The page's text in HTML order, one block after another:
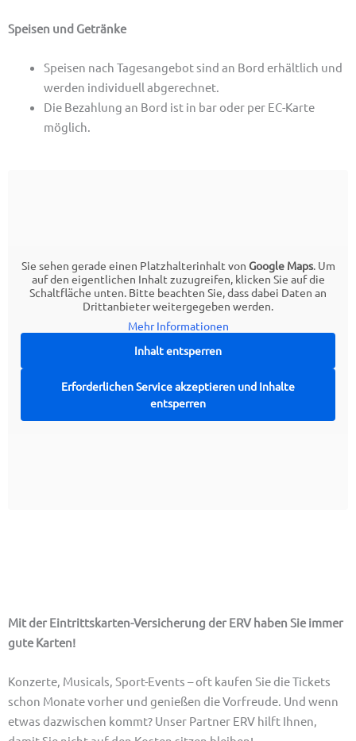
Speisen und Getränke
Speisen nach Tagesangebot sind an Bord erhältlich und
werden individuell abgerechnet.
Die Bezahlung an Bord ist in bar oder per EC-Karte
möglich.
Sie sehen gerade einen Platzhalterinhalt von Google Maps. Um
auf den eigentlichen Inhalt zuzugreifen, klicken Sie auf die
Schaltfläche unten. Bitte beachten Sie, dass dabei Daten an
Drittanbieter weitergegeben werden.
Mehr Informationen
Inhalt entsperren
Erforderlichen Service akzeptieren und Inhalte
entsperren
Mit der Eintrittskarten-Versicherung der ERVhaben Sie immer
gute Karten!
Konzerte, Musicals, Sport-Events – oft kaufen Sie die Tickets
schon Monate vorher und genießen die Vorfreude. Und wenn
etwas dazwischen kommt? Unser Partner ERV hilft Ihnen,